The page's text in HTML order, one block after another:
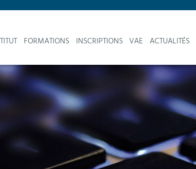
FORMATIONS INSCRIPTIONS VAE ACTUALITÉS